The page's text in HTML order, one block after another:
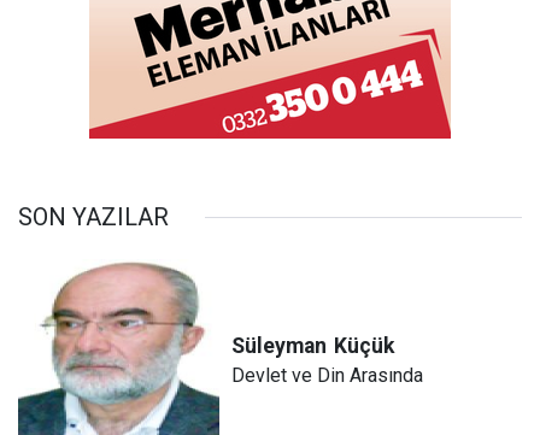
SON YAZILAR
Süleyman Küçük
Devlet ve Din Arasında